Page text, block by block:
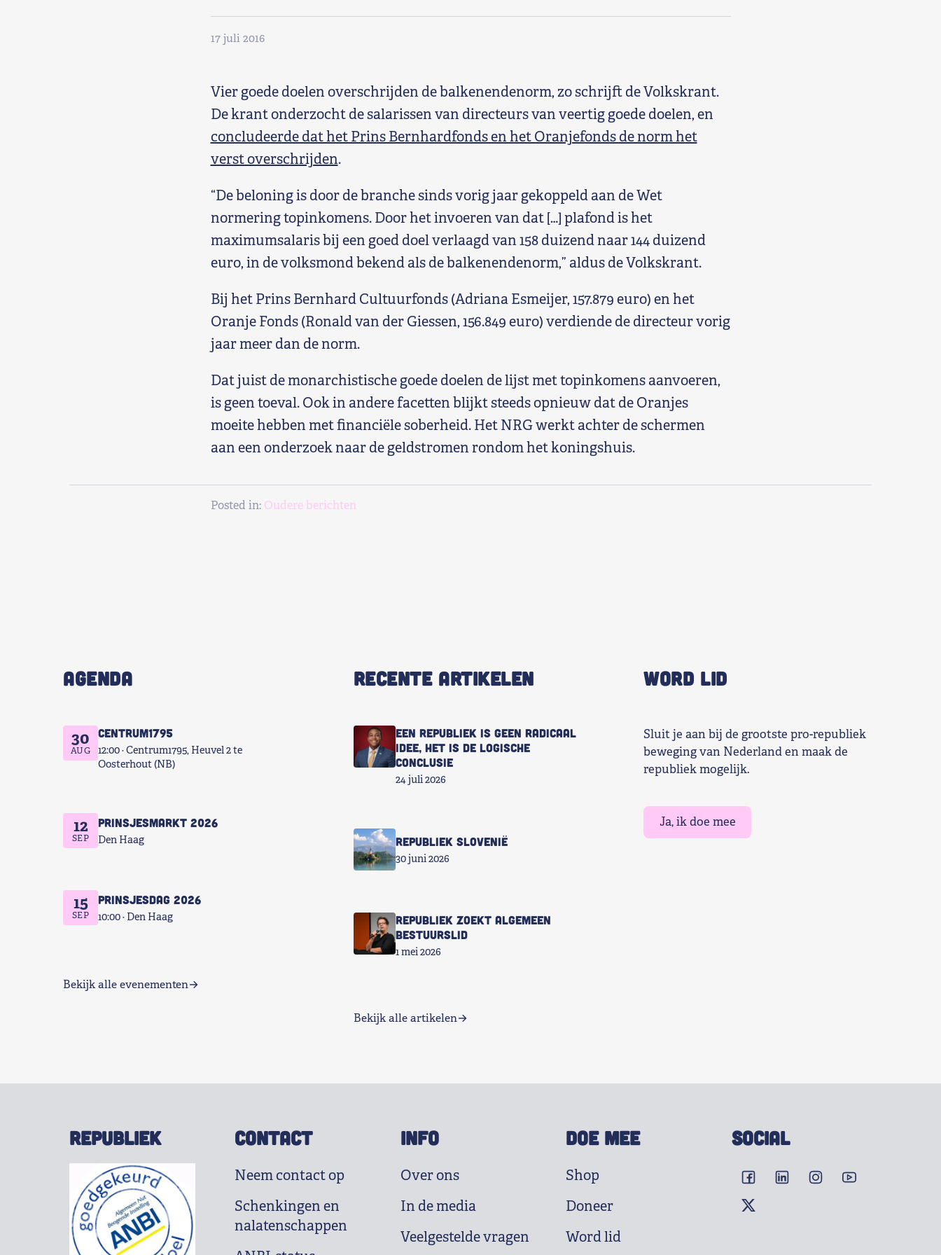
17 juli 2016
Vier goede doelen overschrijden de balkenendenorm, zo schrijft de Volkskrant.
De krant onderzocht de salarissen van directeurs van veertig goede doelen, en
concludeerde dat het Prins Bernhardfonds en het Oranjefonds de norm het
verst overschrijden.
“De beloning is door de branche sinds vorig jaar gekoppeld aan de Wet
normering topinkomens. Door het invoeren van dat […] plafond is het
maximumsalaris bij een goed doel verlaagd van 158 duizend naar 144 duizend
euro, in de volksmond bekend als de balkenendenorm,” aldus de Volkskrant.
Bij het Prins Bernhard Cultuurfonds (Adriana Esmeijer, 157.879 euro) en het
Oranje Fonds (Ronald van der Giessen, 156.849 euro) verdiende de directeur vorig
jaar meer dan de norm.
Dat juist de monarchistische goede doelen de lijst met topinkomens aanvoeren,
is geen toeval. Ook in andere facetten blijkt steeds opnieuw dat de Oranjes
moeite hebben met financiële soberheid. Het NRG werkt achter de schermen
aan een onderzoek naar de geldstromen rondom het koningshuis.
Posted in: Oudere berichten
AGENDA
30
AUG
Centrum1795
12:00 Centrum1795, Heuvel 2 te
Oosterhout (NB)
12
SEP
Prinsjesmarkt 2026
Den Haag
15
SEP
Prinsjesdag 2026
10:00 Den Haag
Bekijk alle evenementen
RECENTE ARTIKELEN
Een republiek is geen radicaal
idee, het is de logische
conclusie
24 juli 2026
Republiek Slovenië
30 juni 2026
Republiek zoekt Algemeen
Bestuurslid
1 mei 2026
Bekijk alle artikelen
WORD LID
Sluit je aan bij de grootste pro-republiek
beweging van Nederland en maak de
republiek mogelijk.
Ja, ik doe mee
REPUBLIEK CONTACT
Neem contact op
Schenkingen en
nalatenschappen
INFO
Over ons
In de media
Veelgestelde vragen
DOE MEE
Shop
Doneer
Word lid
SOCIAL